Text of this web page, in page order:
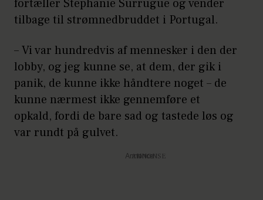
fortæller Stéphanie Surrugue og vender
tilbage til strømnedbruddet i Portugal.
– Vi var hundredvis af mennesker i den der
lobby, og jeg kunne se, at dem, der gik i
panik, de kunne ikke håndtere noget – de
kunne nærmest ikke gennemføre et
opkald, fordi de bare sad og tastede løs og
var rundt på gulvet.
Annonce